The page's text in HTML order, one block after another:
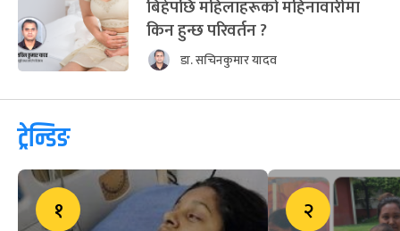
बिहेपछि महिलाहरूको महिनावारीमा
किन हुन्छ परिवर्तन ?
डा. सचिनकुमार यादव
ट्रेन्डिङ
१ २